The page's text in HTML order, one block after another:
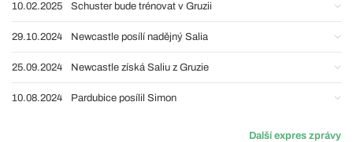
10.02.2025 Schuster bude trénovat v Gruzii
29.10.2024 Newcastle posílí nadějný Salia
25.09.2024 Newcastle získá Saliu z Gruzie
10.08.2024 Pardubice posílil Simon
Další expres zprávy